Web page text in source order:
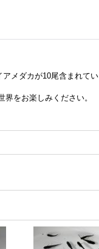
メダカが10尾含まれてい
をお楽しみください。